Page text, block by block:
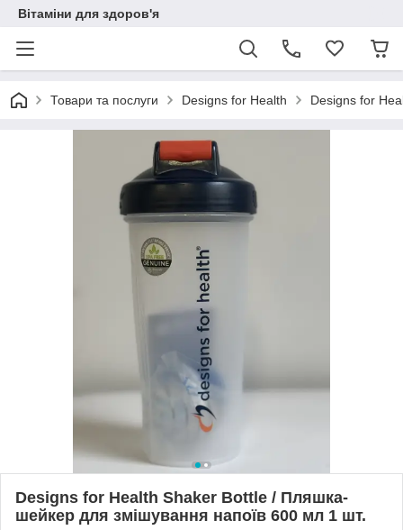
Вітаміни для здоров'я
Товари та послуги Designs for Health Designs for
Designs for Health Shaker Bottle / Пляшка-
шейкер для змішування напоїв 600 мл 1 шт.